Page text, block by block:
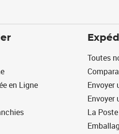
en Ligne
Toutes
Envoyer
Envoyer
La